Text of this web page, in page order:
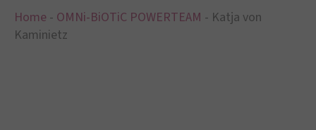
Home - OMNi-BiOTiC POWERTEAM - Katja von
Kaminietz